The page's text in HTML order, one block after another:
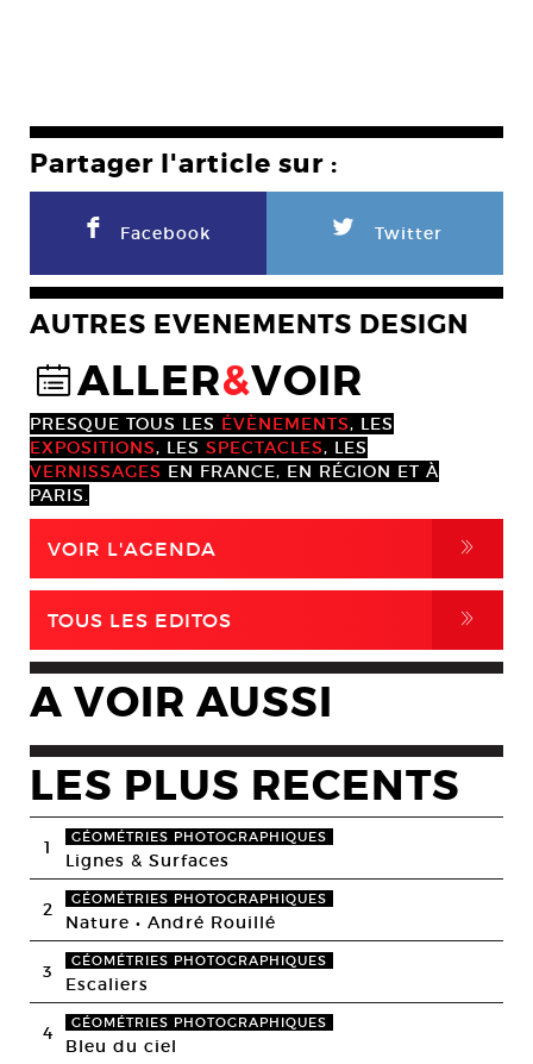
Partager l'article sur :
F Facebook L Twitter
AUTRES EVENEMENTS DESIGN
@ALLER&VOIR
PRESQUE TOUS LES ÉVÈNEMENTS, LES
EXPOSITIONS, LES SPECTACLES, LES
VERNISSAGES EN FRANCE, EN RÉGION ET À
PARIS.
VOIR L'AGENDA ,
TOUS LES EDITOS ,
A VOIR AUSSI
LES PLUS RECENTS
1 GÉOMÉTRIES PHOTOGRAPHIQUES
Lignes & Surfaces
2 GÉOMÉTRIES PHOTOGRAPHIQUES
Nature • André Rouillé
3 GÉOMÉTRIES PHOTOGRAPHIQUES
Escaliers
4 GÉOMÉTRIES PHOTOGRAPHIQUES
Bleu du ciel